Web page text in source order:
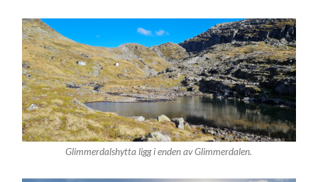
Glimmerdalshytta ligg i enden av Glimmerdalen.